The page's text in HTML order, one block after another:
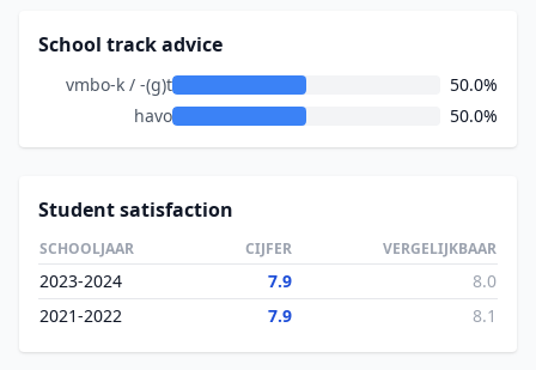
School track advice
vmbo-k / -(g)t
50.0%
havo
50.0%
Student satisfaction
SCHOOLJAAR CIJFER VERGELIJKBAAR
2023-2024 7.9
8.0
2021-2022
7.9 8.1